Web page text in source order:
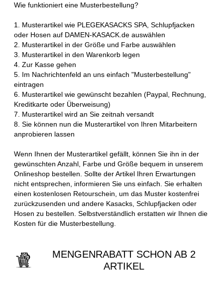
Wie funktioniert eine Musterbestellung?
1. Musterartikel wie PLEGEKASACKS SPA, Schlupfjacken
oder Hosen auf DAMEN-KASACK.de auswählen
2. Musterartikel in der Größe und Farbe auswählen
3. Musterartikel in den Warenkorb legen
4. Zur Kasse gehen
5. Im Nachrichtenfeld an uns einfach "Musterbestellung"
eintragen
6. Musterartikel wie gewünscht bezahlen (Paypal, Rechnung,
Kreditkarte oder Überweisung)
7. Musterartikel wird an Sie zeitnah versandt
8. Sie können nun die Musterartikel von Ihren Mitarbeitern
anprobieren lassen
Wenn Ihnen der Musterartikel gefällt, können Sie ihn in der
gewünschten Anzahl, Farbe und Größe bequem in unserem
Onlineshop bestellen. Sollte der Artikel Ihren Erwartungen
nicht entsprechen, informieren Sie uns einfach. Sie erhalten
einen kostenlosen Retourschein, um das Muster kostenfrei
zurückzusenden und andere Kasacks, Schlupfjacken oder
Hosen zu bestellen. Selbstverständlich erstatten wir Ihnen die
Kosten für die Musterbestellung.
MENGENRABATT SCHON AB 2
ARTIKEL